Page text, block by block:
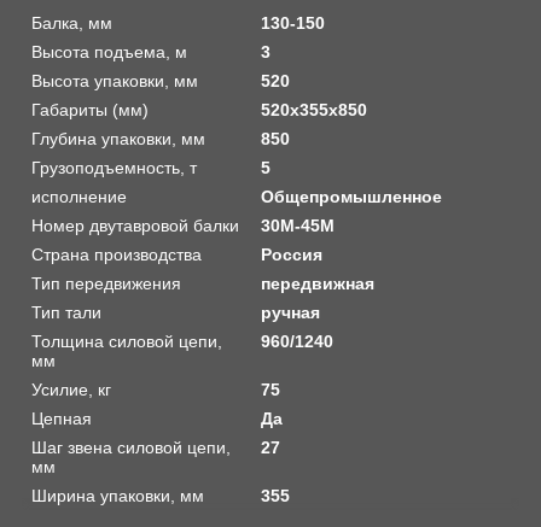
Балка, мм
130-150
Высота подъема, м
3
Высота упаковки, мм
520
Габариты (мм)
520x355x850
Глубина упаковки, мм
850
Грузоподъемность, т
5
исполнение
Общепромышленное
Номер двутавровой балки
30M-45M
Страна производства
Россия
Тип передвижения
передвижная
Тип тали
ручная
Толщина силовой цепи,
мм
960/1240
Усилие, кг
75
Цепная
Да
Шаг звена силовой цепи,
мм
27
Ширина упаковки, мм 355